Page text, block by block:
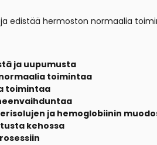
edistää hermoston normaalia
ja uupumusta
toimintaa
toimintaa
ja hemoglobiinin
kehossa